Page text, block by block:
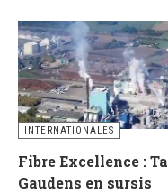
INTERNATIONALES
Fibre Excellence :
Gaudens en sursis